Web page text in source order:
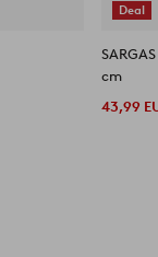
Deal
cm
43,99